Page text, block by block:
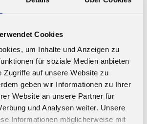
Cookies
um Inhalte und Anzeigen zu
für soziale Medien anbieten
Zugriffe auf unsere Website zu
geben wir Informationen zu Ihrer
Website an unsere Partner für
und Analysen weiter. Unsere
Informationen möglicherweise mit
Dichtstoff, Suprasil -
Neutral vernetzend